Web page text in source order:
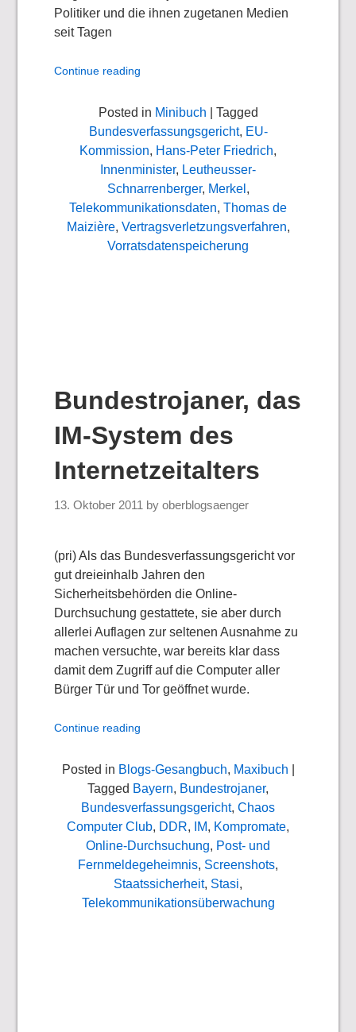
Politiker und die ihnen zugetanen Medien
seit Tagen
Continue reading
Posted in Minibuch | Tagged
Bundesverfassungsgericht, EU-
Kommission, Hans-Peter Friedrich,
Innenminister, Leutheusser-
Schnarrenberger, Merkel ,
Telekommunikationsdaten, Thomas de
Maizière, Vertragsverletzungsverfahren,
Vorratsdatenspeicherung
Bundestrojaner, das
IM-System des
Internetzeitalters
13. Oktober 2011 byoberblogsaenger
(pri) Als das Bundesverfassungsgericht vor
gut dreieinhalb Jahren den
Sicherheitsbehörden die Online-
Durchsuchung gestattete, sie aber durch
allerlei Auflagen zur seltenen Ausnahme zu
machen versuchte, war bereits klar dass
damit dem Zugriff auf die Computer aller
Bürger Tür und Tor geöffnet wurde.
Continue reading
Posted in Blogs-Gesangbuch, Maxibuch
Tagged Bayern, Bundestrojaner,
Bundesverfassungsgericht, Chaos
Computer Club, DDR, IM, Kompromate,
Online-Durchsuchung, Post- und
Fernmeldegeheimnis, Screenshots,
Staatssicherheit, Stasi,
Telekommunikationsüberwachung